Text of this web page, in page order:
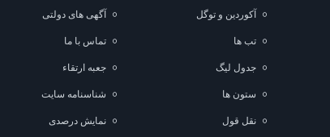
آکوردین و توگل آگهی های دولتی
تب ها تماس با ما
جدول لیگ جعبه ارتقاء
ستون ها شناسنامه سایت
نقل قول نمایش درصدی